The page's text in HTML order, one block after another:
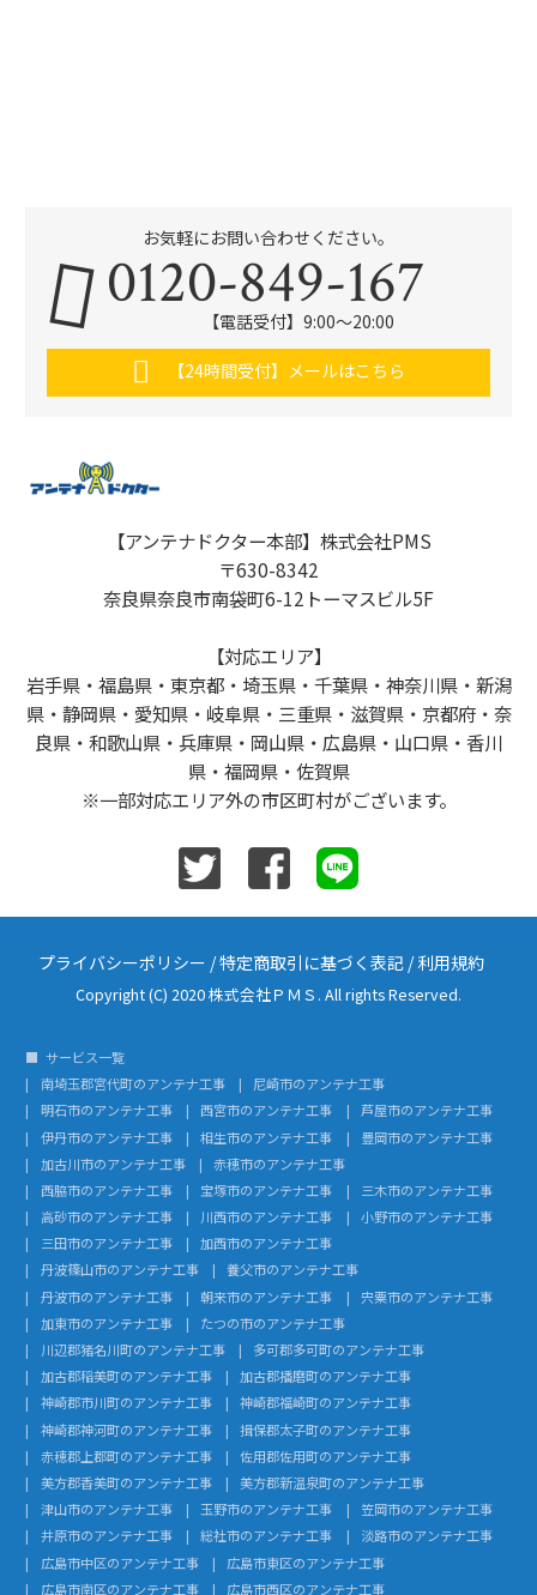
お気軽にお問い合わせください。
0120-849-167
【電話受付】9:00〜20:00
【24時間受付】メールはこちら
【アンテナドクター本部】株式会社PMS
〒630-8342
奈良県奈良市南袋町6-12トーマスビル5F
【対応エリア】
岩手県・福島県・東京都・埼玉県・千葉県・神奈川県・新潟
県・静岡県・愛知県・岐阜県・三重県・滋賀県・京都府・奈
良県・和歌山県・兵庫県・岡山県・広島県・山口県・香川
県・福岡県・佐賀県
※一部対応エリア外の市区町村がございます。
プライバシーポリシー /特定商取引に基づく表記 /利用規約
Copyright (C) 2020 株式会社ＰＭＳ. All rights Reserved.
サービス一覧
南埼玉郡宮代町のアンテナ工事
尼崎市のアンテナ工事
明石市のアンテナ工事
西宮市のアンテナ工事
芦屋市のアンテナ工事
伊丹市のアンテナ工事
相生市のアンテナ工事
豊岡市のアンテナ工事
加古川市のアンテナ工事
赤穂市のアンテナ工事
西脇市のアンテナ工事
宝塚市のアンテナ工事
三木市のアンテナ工事
高砂市のアンテナ工事
川西市のアンテナ工事
小野市のアンテナ工事
三田市のアンテナ工事
加西市のアンテナ工事
丹波篠山市のアンテナ工事
養父市のアンテナ工事
丹波市のアンテナ工事
朝来市のアンテナ工事
宍粟市のアンテナ工事
加東市のアンテナ工事
たつの市のアンテナ工事
川辺郡猪名川町のアンテナ工事
多可郡多可町のアンテナ工事
加古郡稲美町のアンテナ工事
加古郡播磨町のアンテナ工事
神崎郡市川町のアンテナ工事
神崎郡福崎町のアンテナ工事
神崎郡神河町のアンテナ工事
揖保郡太子町のアンテナ工事
赤穂郡上郡町のアンテナ工事
佐用郡佐用町のアンテナ工事
美方郡香美町のアンテナ工事
美方郡新温泉町のアンテナ工事
津山市のアンテナ工事
玉野市のアンテナ工事
笠岡市のアンテナ工事
井原市のアンテナ工事
総社市のアンテナ工事
淡路市のアンテナ工事
広島市中区のアンテナ工事
広島市東区のアンテナ工事
広島市南区のアンテナ工事
広島市西区のアンテナ工事